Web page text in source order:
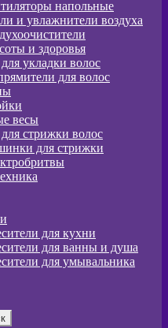
напольные
и увлажнители воздуха
и здоровья
укладки волос
для волос
весы
стрижки волос
для стрижки
для кухни
для ванны и душа
для умывальника